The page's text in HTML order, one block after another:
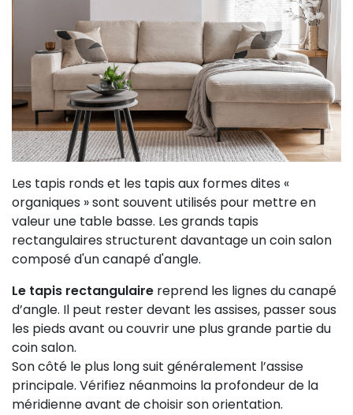
Les tapis ronds et les tapis aux formes dites «
organiques » sont souvent utilisés pour mettre en
valeur une table basse. Les grands tapis
rectangulaires structurent davantage un coin salon
composé d'un canapé d'angle.
Le tapis rectangulaire reprend les lignes du canapé
d’angle. Il peut rester devant les assises, passer sous
les pieds avant ou couvrir une plus grande partie du
coin salon.
Son côté le plus long suit généralement l’assise
principale. Vérifiez néanmoins la profondeur de la
méridienne avant de choisir son orientation.